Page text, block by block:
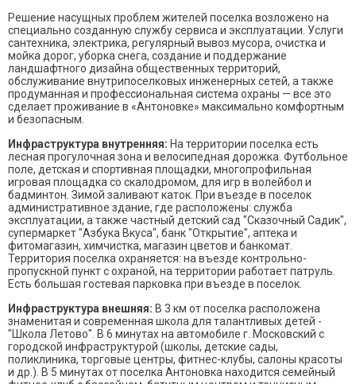
Решение насущных проблем жителей поселка возложено на
специально созданную службу сервиса и эксплуатации. Услуги
сантехника, электрика, регулярный вывоз мусора, очистка и
мойка дорог, уборка снега, создание и поддержание
ландшафтного дизайна общественных территорий,
обслуживание внутрипоселковых инженерных сетей, а также
продуманная и профессиональная система охраны — все это
сделает проживание в «Антоновке» максимально комфортным
и безопасным.
Инфраструктура внутренняя: На территории поселка есть
лесная прогулочная зона и велосипедная дорожка. Футбольное
поле, детская и спортивная площадки, многопрофильная
игровая площадка со скалодромом, для игр в волейбол и
бадминтон. Зимой заливают каток. При въезде в поселок
административное здание, где расположены: служба
эксплуатации, а также частный детский сад "Сказочный Садик",
супермаркет "Азбука Вкуса", банк "Открытие", аптека и
фитомагазин, химчистка, магазин цветов и банкомат.
Территория поселка охраняется: на въезде контрольно-
пропускной пункт с охраной, на территории работает патруль.
Есть большая гостевая парковка при въезде в поселок.
Инфраструктура внешняя: В 3 км от поселка расположена
знаменитая и современная школа для талантливых детей -
"Школа Летово". В 6 минутах на автомобиле г. Московский с
городской инфраструктурой (школы, детские сады,
поликлиника, торговые центры, фитнес-клубы, салоны красоты
и др.). В 5 минутах от поселка Антоновка находится семейный